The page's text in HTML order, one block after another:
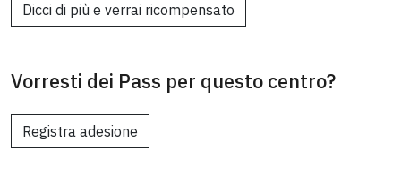
Dicci di più e verrai ricompensato
Vorresti dei Pass per questo centro?
Registra adesione